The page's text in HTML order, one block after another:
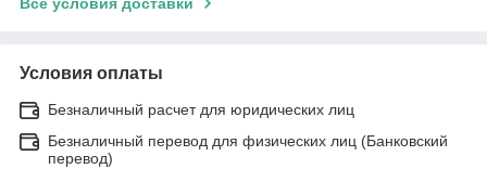
Условия оплаты
Безналичный расчет для юридических лиц
Безналичный перевод для физических лиц (Банковский
перевод)